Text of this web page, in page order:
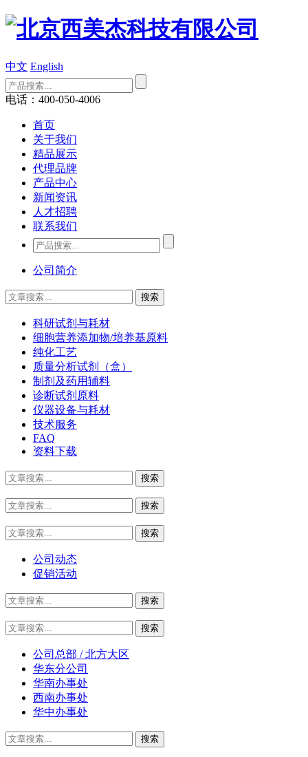
中文 English
电话：400-050-4006
首页
关于我们
精品展示
代理品牌
产品中心
新闻资讯
人才招聘
联系我们
公司简介
科研试剂与耗材
细胞营养添加物/培养基原料
纯化工艺
质量分析试剂（盒）
制剂及药用辅料
诊断试剂原料
仪器设备与耗材
技术服务
FAQ
资料下载
公司动态
促销活动
公司总部 / 北方大区
华东分公司
华南办事处
西南办事处
华中办事处